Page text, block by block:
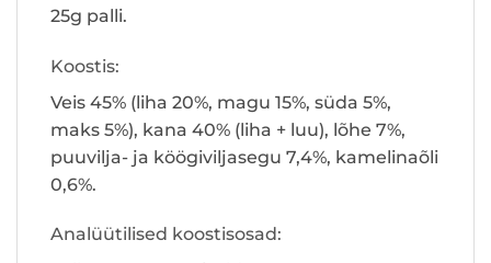
25g palli.
Koostis:
Veis 45% (liha 20%, magu 15%, süda 5%,
maks 5%), kana 40% (liha + luu), lõhe 7%,
puuvilja- ja köögiviljasegu 7,4%, kamelinaõli
0,6%.
Analüütilised koostisosad: